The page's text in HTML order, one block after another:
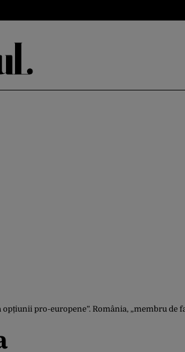
pro-europene”. România, „membru de